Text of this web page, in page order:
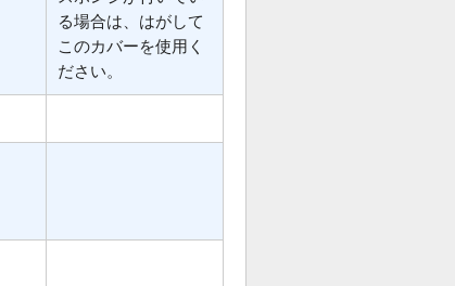
る場合は、はがして
このカバーを使用く
ださい。